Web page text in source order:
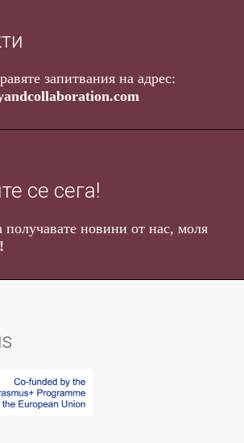
запитвания на адрес:
се сега!
получавате новини от нас, моля